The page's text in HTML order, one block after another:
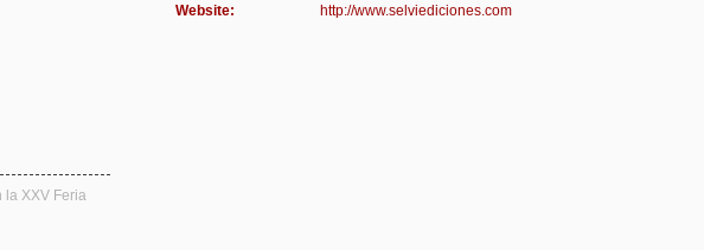
la XXV Feria
Website:
http://www.selviediciones.com